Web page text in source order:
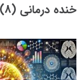
خنده درمانی (8)